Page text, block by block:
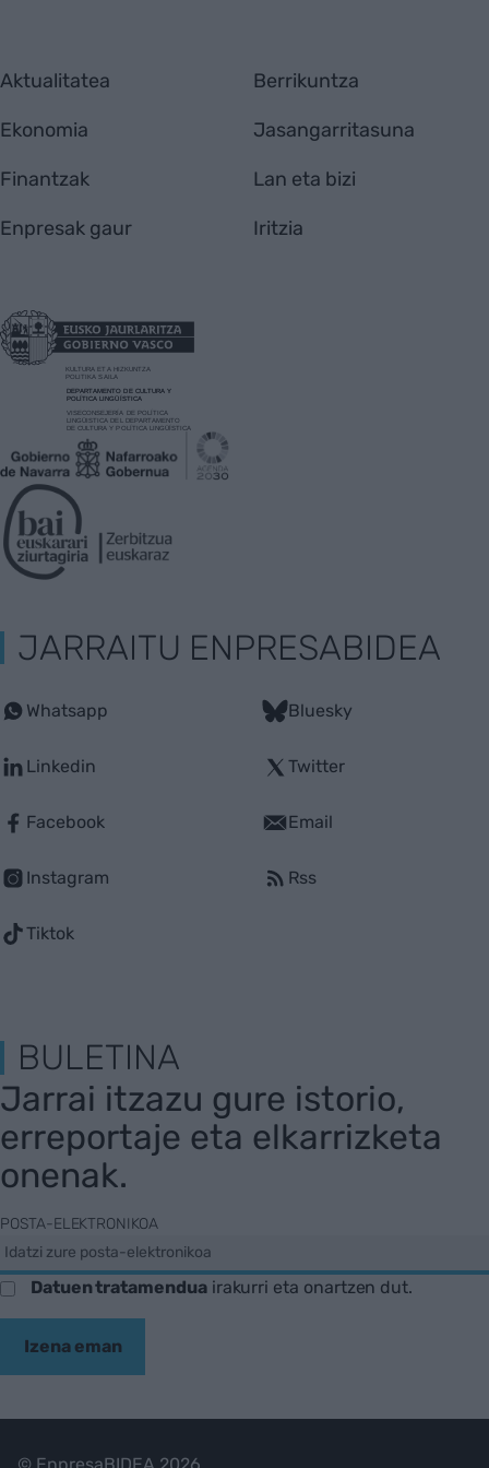
Aktualitatea
Ekonomia
Finantzak
Enpresak gaur
Berrikuntza
Jasangarritasuna
Lan eta bizi
Iritzia
JARRAITU ENPRESABIDEA
Whatsapp
Linkedin
Facebook
Instagram
Tiktok
Bluesky
Twitter
Email
Rss
BULETINA
Jarrai itzazu gure istorio,
erreportaje eta elkarrizketa
onenak.
POSTA-ELEKTRONIKOA
Datuen tratamenduairakurri eta onartzen dut.
Izena eman